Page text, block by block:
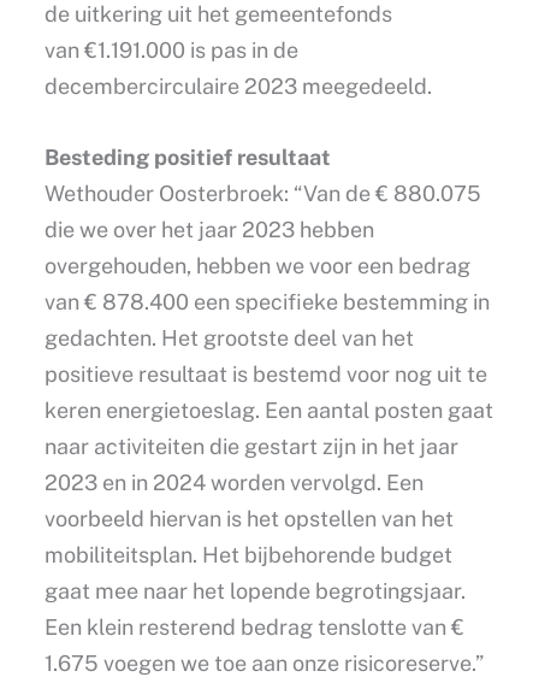
de uitkering uit het gemeentefonds
van €1.191.000 is pas in de
decembercirculaire 2023 meegedeeld.
Besteding positief resultaat
Wethouder Oosterbroek: “Van de € 880.075
die we over het jaar 2023 hebben
overgehouden, hebben we voor een bedrag
van € 878.400 een specifieke bestemming in
gedachten. Het grootste deel van het
positieve resultaat is bestemd voor nog uit te
keren energietoeslag. Een aantal posten gaat
naar activiteiten die gestart zijn in het jaar
2023 en in 2024 worden vervolgd. Een
voorbeeld hiervan is het opstellen van het
mobiliteitsplan. Het bijbehorende budget
gaat mee naar het lopende begrotingsjaar.
Een klein resterend bedrag tenslotte van €
1.675 voegen we toe aan onze risicoreserve.”